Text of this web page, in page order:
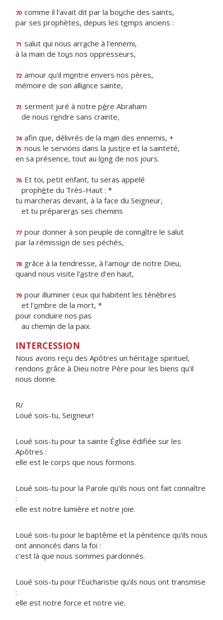
70 comme il l'avait dit par la bouche des saints,
par ses prophètes, depuis les temps anciens :
71 salut qui nous arrache à l'ennemi,
à la main de tous nos oppresseurs,
72 amour qu'il montre envers nos pères,
mémoire de son alliance sainte,
73 serment juré à notre père Abraham
de nous rendre sans crainte,
74 afin que, délivrés de la main des ennemis, +
75 nous le servions dans la justice et la sainteté,
en sa présence, tout au long de nos jours.
76 Et toi, petit enfant, tu seras appelé
prophète du Très-Haut : *
tu marcheras devant, à la face du Seigneur,
et tu prépareras ses chemins
77 pour donner à son peuple de connaître le salut
par la rémission de ses péchés,
78 grâce à la tendresse, à l'amour de notre Dieu,
quand nous visite l'astre d'en haut,
79 pour illuminer ceux qui habitent les ténèbres
et l'ombre de la mort, *
pour conduire nos pas
au chemin de la paix.
INTERCESSION
Nous avons reçu des Apôtres un héritage spirituel,
rendons grâce à Dieu notre Père pour les biens qu'il
nous donne.
R/
Loué sois-tu, Seigneur!
Loué sois-tu pour ta sainte Église édifiée sur les
Apôtres :
elle est le corps que nous formons.
Loué sois-tu pour la Parole qu'ils nous ont fait connaître
:
elle est notre lumière et notre joie.
Loué sois-tu pour le baptême et la pénitence qu'ils nous
ont annoncés dans la foi :
c'est là que nous sommes pardonnés.
Loué sois-tu pour l'Eucharistie qu'ils nous ont transmise
:
elle est notre force et notre vie.